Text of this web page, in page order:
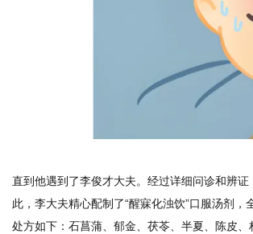
直到他遇到了李俊才大夫。经过详细问诊和辨
此，李大夫精心配制了“醒寐化浊饮”口服汤剂
处方如下：石菖蒲、郁金、茯苓、半夏、陈皮